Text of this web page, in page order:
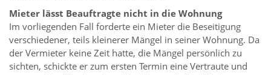
Mieter lässt Beauftragte nicht in die Wohnung
Im vorliegenden Fall forderte ein Mieter die Beseitigung
verschiedener, teils kleinerer Mängel in seiner Wohnung. Da
der Vermieter keine Zeit hatte, die Mängel persönlich zu
sichten, schickte er zum ersten Termin eine Vertraute und